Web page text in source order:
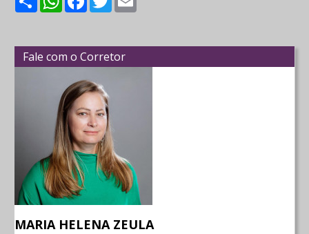
Fale com o Corretor
MARIA HELENA ZEULA